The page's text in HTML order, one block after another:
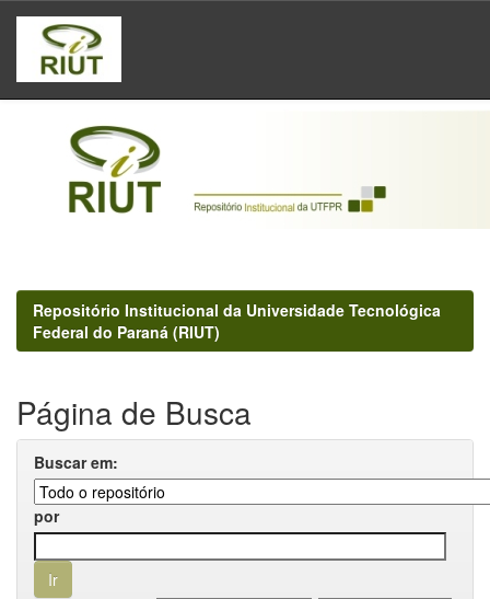
Skip
navigation
Repositório Institucional da Universidade Tecnológica
Federal do Paraná (RIUT)
Página de Busca
Buscar em:
por